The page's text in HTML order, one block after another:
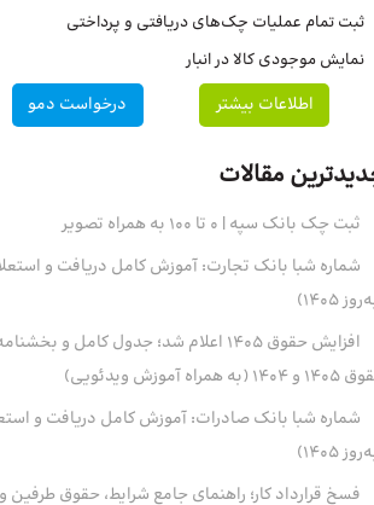
ثبت تمام عملیات چک‌های دریافتی و پرداختی
نمایش موجودی کالا در انبار
اطلاعات بیشتر
درخواست دمو
مقالات
ثبت چک بانک سپه | ۰ تا ۱۰۰ به همراه تصویر
شماره شبا بانک تجارت: آموزش کامل دریافت و
۱۴۰۵)
افزایش حقوق 1405 اعلام شد؛ جدول کامل و
(به همراه آموزش ویدئویی)
شماره شبا بانک صادرات: آموزش کامل دریافت و
۱۴۰۵)
فسخ قرارداد کار؛ راهنمای جامع شرایط، حقوق طرفین و